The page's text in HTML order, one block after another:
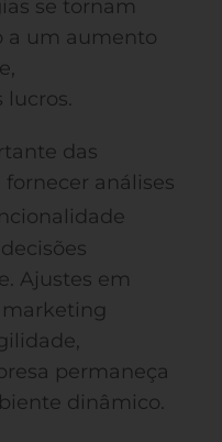
se tornam
a um aumento
das
análises
Ajustes em
marketing
permaneça
dinâmico.